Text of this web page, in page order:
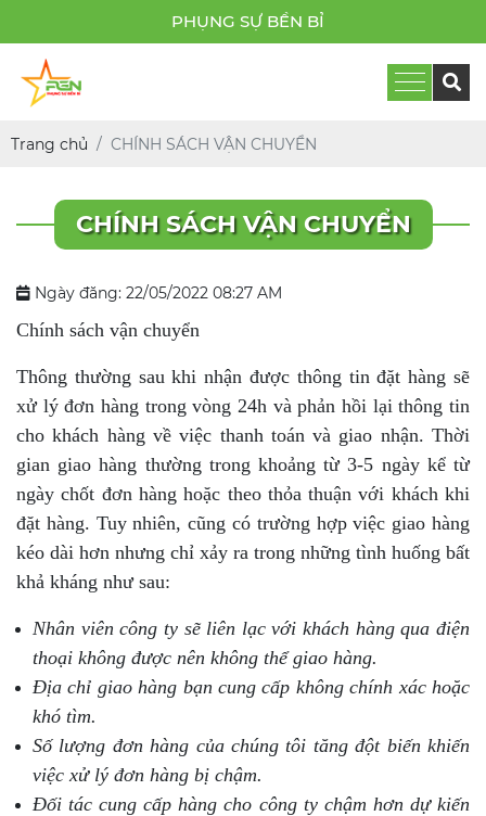
PHỤNG SỰ BỀN BỈ
Trang chủ CHÍNH SÁCH VẬN CHUYỂN
CHÍNH SÁCH VẬN CHUYỂN
Ngày đăng: 22/05/2022 08:27 AM
Chính sách vận chuyển
Thông thường sau khi nhận được thông tin đặt hàng sẽ
xử lý đơn hàng trong vòng 24h và phản hồi lại thông tin
cho khách hàng về việc thanh toán và giao nhận. Thời
gian giao hàng thường trong khoảng từ 3-5 ngày kể từ
ngày chốt đơn hàng hoặc theo thỏa thuận với khách khi
đặt hàng. Tuy nhiên, cũng có trường hợp việc giao hàng
kéo dài hơn nhưng chỉ xảy ra trong những tình huống bất
khả kháng như sau:
Nhân viên công ty sẽ liên lạc với khách hàng qua điện
thoại không được nên không thể giao hàng.
Địa chỉ giao hàng bạn cung cấp không chính xác hoặc
khó tìm.
Số lượng đơn hàng của chúng tôi tăng đột biến khiến
việc xử lý đơn hàng bị chậm.
Đối tác cung cấp hàng cho công ty chậm hơn dự kiến